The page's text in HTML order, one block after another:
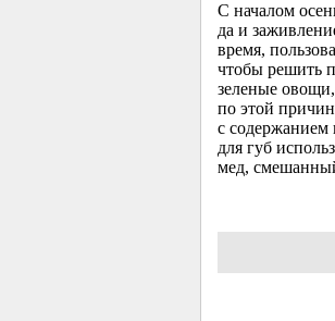
С началом
да и
время,
чтобы решить
зеленые
по этой
с
для губ
мед,